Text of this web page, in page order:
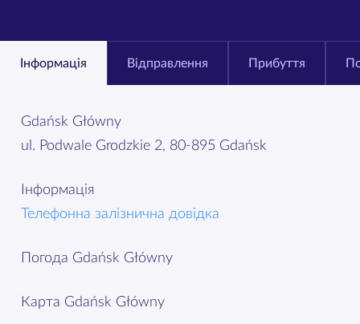
Інформація Відправлення Прибуття
Gdańsk Główny
ul. Podwale Grodzkie 2, 80-895 Gdańsk
Інформація
Телефонна залізнична довідка
Погода Gdańsk Główny
Карта Gdańsk Główny